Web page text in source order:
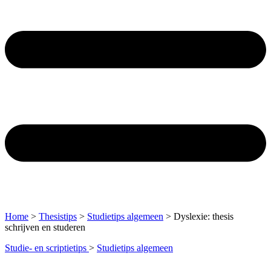
Home > Thesistips > Studietips algemeen > Dyslexie: thesis
schrijven en studeren
Studie- en scriptietips > Studietips algemeen